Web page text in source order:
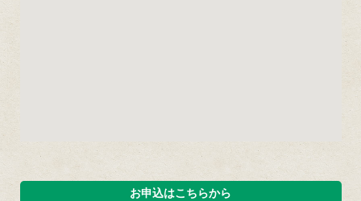
お申込はこちらから